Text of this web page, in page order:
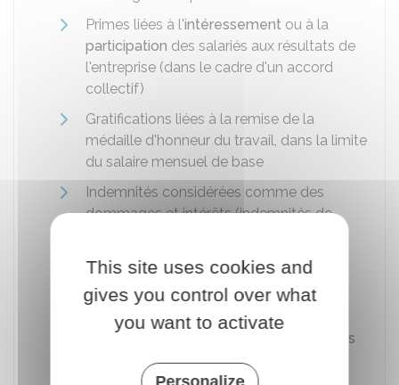
Primes liées à l'intéressement ou à la
participation des salariés aux résultats de
l'entreprise (dans le cadre d'un accord
collectif)
Gratifications liées à la remise de la
médaille d'honneur du travail, dans la limite
du salaire mensuel de base
Indemnités considérées comme des
dommages et intérêts (indemnités de
Contributions patronales de retraite
supplémentaire et de prévoyance
complémentaire
Remboursement de frais professionnels
pouvant être justifiés (par exemple des
frais de restauration, un déplacement,
This site uses cookies and
gives you control over what
you want to activate
Personalize